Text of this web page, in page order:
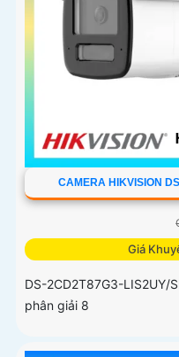
CAMERA HIKVISION
Giá
DS-2CD2T87G3-LIS2UY/
phân giải 8